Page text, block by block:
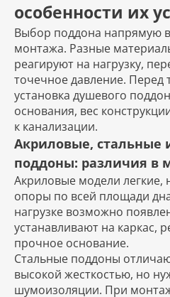
особенности их
Выбор поддона напрямую
монтажа. Разные
реагируют на нагрузку,
точечное давление. Перед
установка душевого
основания, вес
к канализации.
Акриловые, стальные
поддоны: различия в
Акриловые модели легкие,
опоры по всей площади
нагрузке возможно
устанавливают на каркас,
прочное основание.
Стальные поддоны
высокой жесткостью, но
шумоизоляции. При